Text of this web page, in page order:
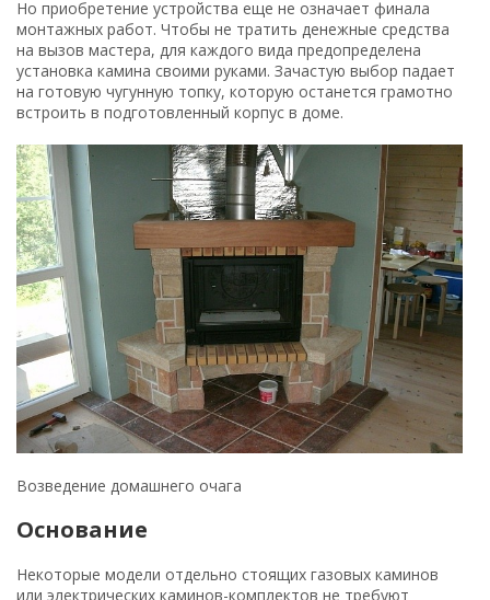
Возведение домашнего очага
Основание
Некоторые модели отдельно стоящих газовых каминов
или электрических каминов-комплектов не требуют
укрепления напольного покрытия. Вследствие своей
малой массы они могут устанавливаться в многоэтажных
домах. Необходимо предварительно рассчитать нагрузку,
приходящуюся на единичную площадь и ознакомиться с
техническими характеристиками перекрытия дома.
Чугунная топкабудет встроена в кирпичный корпус, а
значит, масса нашей конструкции потребует надежного
фундамента. В идеальном случае фундамент под камин
возводится одновременно со строительством дома, но
такой предусмотрительностью мало кто обладает.
Первым делом демонтируется напольное покрытие.
удобно проводить работы. Необходимо выкопать
корпуса камина с каждой стороны, кроме прилегающей
к стене.